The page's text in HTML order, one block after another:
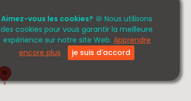
Aimez-vous les cookies? 🍪 Nous utilisons
des cookies pour vous garantir la meilleure
expérience sur notre site Web. Apprendre
encore plus
je suis d'accord